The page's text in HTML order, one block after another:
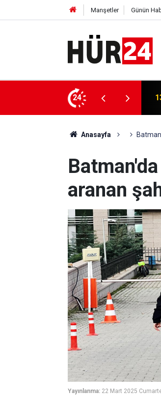
Manşetler Günün
24
Anasayfa
aranan
Yayınlanma: 22 Mart 2025